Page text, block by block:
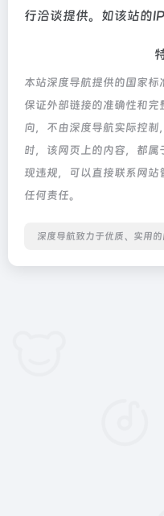
行洽谈提供。如该站的
本站深度导航提供的国家
保证外部链接的准确性和
向，不由深度导航实际控
时，该网页上的内容，都
现违规，可以直接联系网
任何责任。
深度导航致力于优质、实用